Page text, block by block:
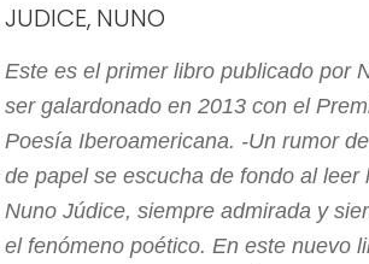
JUDICE, NUNO
Este es el primer libro publicado por
ser galardonado en 2013 con el
Poesía Iberoamericana. -Un rumor
de papel se escucha de fondo al leer
Nuno Júdice, siempre admirada y
el fenómeno poético. En este nuevo